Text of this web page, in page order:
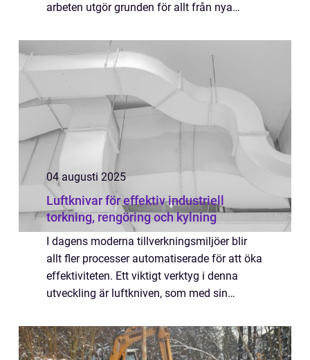
arbeten utgör grunden för allt från nya
04 augusti 2025
Luftknivar för effektiv industriell
torkning, rengöring och kylning
I dagens moderna tillverkningsmiljöer blir
allt fler processer automatiserade för att öka
effektiviteten. Ett viktigt verktyg i denna
utveckling är luftkniven, som med sin
företag inom...